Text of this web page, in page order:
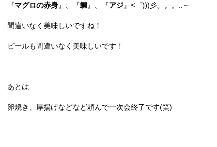
『マグロの赤身 』、『鯛 』、『アジ 』<゜)))彡。。。..～
間違いなく美味しいですね！
ビールも間違いなく美味しいです！
あとは
卵焼き、厚揚げなどなど頼んで一次会終了です(笑)